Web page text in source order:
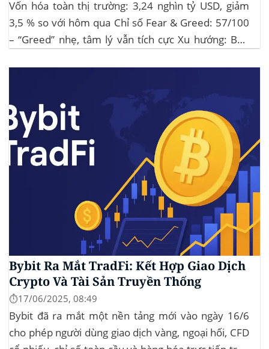
Vốn hóa toàn thị trường: 3,24 nghìn tỷ USD, giảm
3,5 % so với hôm qua Chỉ số Fear & Greed: 57/100
– “Greed” nhẹ, tâm lý vẫn tích cực Xu hướng: BTC
Bybit Ra Mắt TradFi: Kết Hợp Giao Dịch
Crypto Và Tài Sản Truyền Thống
⏱️17/06/2025, 08:49
Bybit đã ra mắt một nền tảng mới vào ngày 16/6
cho phép người dùng giao dịch vàng, ngoại hối, CFD